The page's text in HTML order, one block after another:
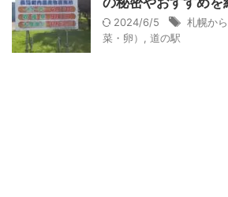
2024/6/5 札幌か
菜・卵）
道の駅